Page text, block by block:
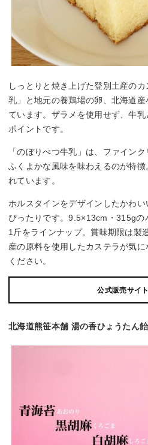
しっとりと焼き上げた登別土産の
乳」と地元の養鶏場の卵、北海道
ています。ザラメを使用せず、牛
ポイントです。
「のぼりべつ牛乳」は、ファイン
ふくよかな風味を味わえるのが特
れています。
ホルスタインをデザインしたかわ
ぴったりです。9.5×13cm・315g
1斤をラインナップ。賞味期限は製
産の原料を使用したカステラが気
ください。
公式販売サイ
北海道熊笹本舗 湯の香ひょうたん飴